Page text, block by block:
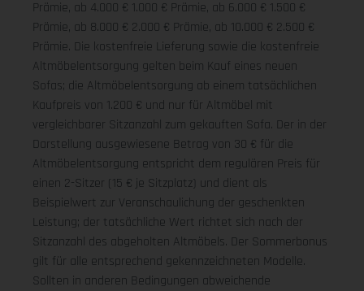
Prämie, ab 4.000 € 1.000 € Prämie, ab 6.000 € 1.500 €
Prämie, ab 8.000 € 2.000 € Prämie, ab 10.000 € 2.500 €
Prämie. Die kostenfreie Lieferung sowie die kostenfreie
Altmöbelentsorgung gelten beim Kauf eines neuen
Sofas; die Altmöbelentsorgung ab einem tatsächlichen
Kaufpreis von 1.200 € und nur für Altmöbel mit
vergleichbarer Sitzanzahl zum gekauften Sofa. Der in der
Darstellung ausgewiesene Betrag von 30 € für die
Altmöbelentsorgung entspricht dem regulären Preis für
einen 2-Sitzer (15 € je Sitzplatz) und dient als
Beispielwert zur Veranschaulichung der geschenkten
Leistung; der tatsächliche Wert richtet sich nach der
Sitzanzahl des abgeholten Altmöbels. Der Sommerbonus
gilt für alle entsprechend gekennzeichneten Modelle.
Sollten in anderen Bedingungen abweichende